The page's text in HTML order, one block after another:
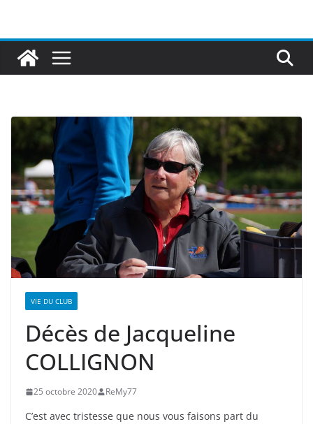
VIE DU CLUB
Décès de Jacqueline
COLLIGNON
25 octobre 2020 ReMy77
C’est avec tristesse que nous vous faisons part du